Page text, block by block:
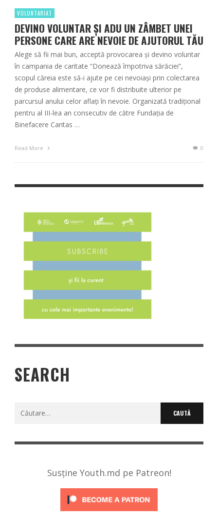
VOLUNTARIAT
DEVINO VOLUNTAR ȘI ADU UN ZÂMBET UNEI
PERSONE CARE ARE NEVOIE DE AJUTORUL TĂU
Alege să fii mai bun, acceptă provocarea și devino voluntar
în campania de caritate “Donează împotriva sărăciei”,
scopul căreia este să-i ajute pe cei nevoiași prin colectarea
de produse alimentare, ce vor fi distribuite ulterior pe
parcursul anului celor aflați în nevoie. Organizată tradițional
pentru al III-lea an consecutiv de către Fundația de
Binefacere Caritas …
Read More 0
SEARCH
Caută
Susține Youth.md pe Patreon!